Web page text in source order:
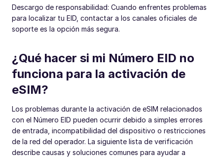
Descargo de responsabilidad: Cuando enfrentes problemas
para localizar tu EID, contactar a los canales oficiales de
soporte es la opción más segura.
¿Qué hacer si mi Número EID no
funciona para la activación de
eSIM?
Los problemas durante la activación de eSIM relacionados
con el Número EID pueden ocurrir debido a simples errores
de entrada, incompatibilidad del dispositivo o restricciones
de la red del operador. La siguiente lista de verificación
describe causas y soluciones comunes para ayudar a